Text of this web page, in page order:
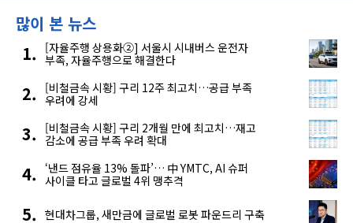
많이 본 뉴스
[자율주행 상용화②] 서울시 시내버스 운전자
부족, 자율주행으로 해결한다
[비철금속 시황] 구리 12주 최고치…공급 부족
우려에 강세
[비철금속 시황] 구리 2개월 만에 최고치…재고
감소에 공급 부족 우려 확대
‘낸드 점유율 13% 돌파’… 中 YMTC, AI 슈퍼
사이클 타고 글로벌 4위 맹추격
현대차그룹, 새만금에 글로벌 로봇 파운드리 구축